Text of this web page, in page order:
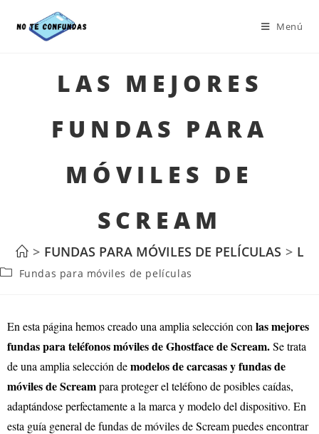
Menú
LAS MEJORES
FUNDAS PARA
MÓVILES DE
SCREAM
> FUNDAS PARA MÓVILES DE PELÍCULAS >
Fundas para móviles de películas
En esta página hemos creado una amplia selección con las mejores
fundas para teléfonos móviles de Ghostface deScream.Se trata
de una amplia selección demodelos de carcasas y fundas de
móviles deScreampara proteger el teléfono de posibles caídas,
adaptándose perfectamente a la marca y modelo del dispositivo. En
esta guía general de fundas de móviles deScreampuedes encontrar